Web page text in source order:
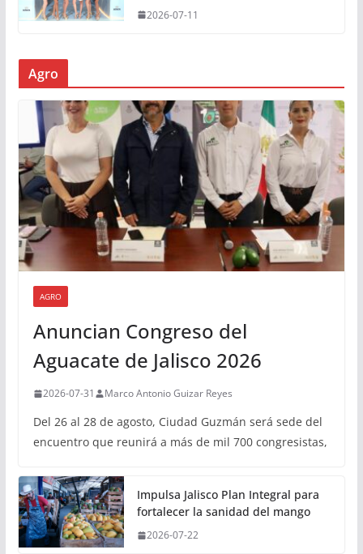
2026-07-11
Agro
AGRO
Anuncian Congreso del
Aguacate de Jalisco 2026
2026-07-31 Marco Antonio Guizar Reyes
Del 26 al 28 de agosto, Ciudad Guzmán será sede del
encuentro que reunirá a más de mil 700 congresistas,
Impulsa Jalisco Plan Integral para
fortalecer la sanidad del mango
2026-07-22